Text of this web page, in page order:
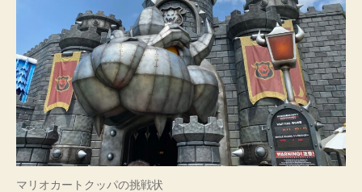
マリオカートクッパの挑戦状